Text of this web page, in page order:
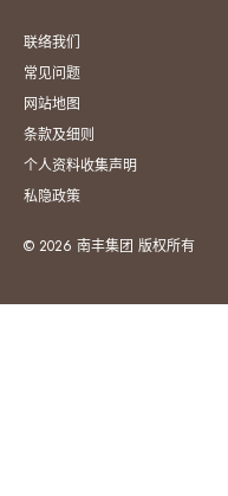
联络我们
常见问题
网站地图
条款及细则
个人资料收集声明
私隐政策
© 2026 南丰集团 版权所有